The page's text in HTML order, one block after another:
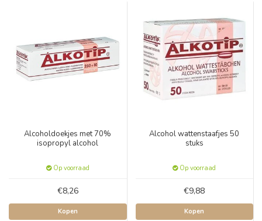
Alcoholdoekjes met 70%
isopropyl alcohol
Op voorraad
€8,26
Kopen
Alcohol wattenstaafjes 50
stuks
Op voorraad
€9,88
Kopen